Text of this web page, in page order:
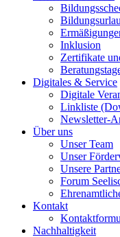
Inklusion
Zertifikate
Digitales & Service
Digitale
Linkliste
Newsletter-
Über uns
Unser Team
Unser
Unsere
Forum
Kontakt
Nachhaltigkeit